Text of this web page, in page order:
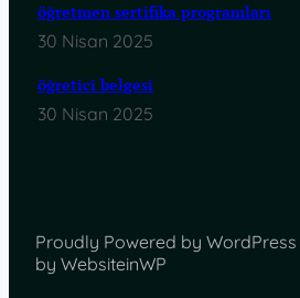
öğretmen sertifika programları
30 Nisan 2025
öğretici belgesi
30 Nisan 2025
Proudly Powered by
by WebsiteinWP